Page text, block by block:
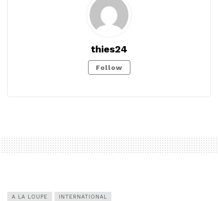
thies24
Follow
A LA LOUPE INTERNATIONAL